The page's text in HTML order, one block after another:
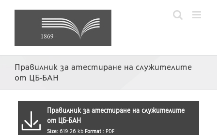
Правилник за атестиране на служителите
от ЦБ-БАН
Правилник за атестиране на служителите
от ЦБ-БАН
Size: 619.26 kb Format : PDF